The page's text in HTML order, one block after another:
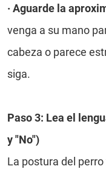
· Aguarde la
venga a su mano
cabeza o parece
siga.
Paso 3: Lea el
y "No")
La postura del